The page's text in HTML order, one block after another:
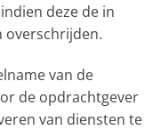
deze de in
overschrijden.
van de
de opdrachtgever
van diensten te